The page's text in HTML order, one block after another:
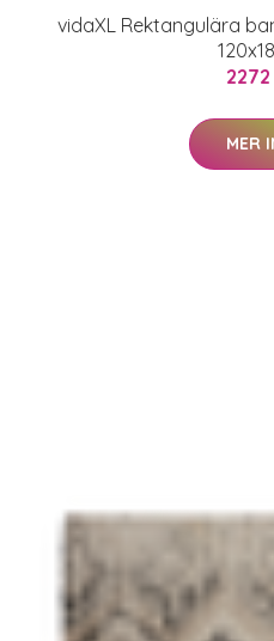
vidaXL Rektangulära
2272
MER